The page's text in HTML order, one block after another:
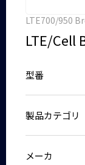
LTE700/950
LTE/Cell
型番
製品カテゴリ
メーカ